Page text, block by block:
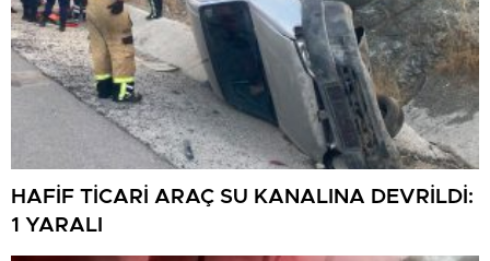
HAFİF TİCARİ ARAÇ SU KANALINA DEVRİLDİ:
1 YARALI